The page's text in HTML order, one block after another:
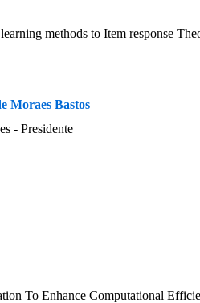
methods to Item response
Moraes Bastos
- Presidente
To Enhance Computational